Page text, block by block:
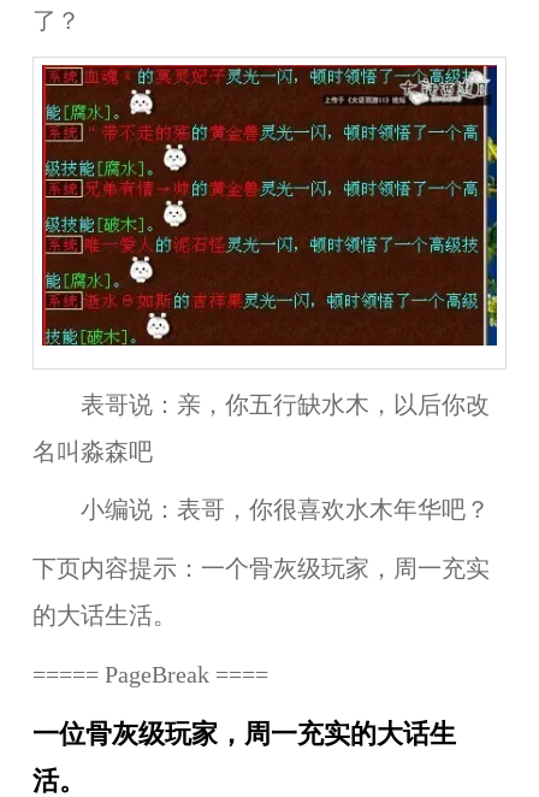
了？
表哥说：亲，你五行缺水木，以后你改
名叫淼森吧
小编说：表哥，你很喜欢水木年华吧？
下页内容提示：一个骨灰级玩家，周一充实
的大话生活。
===== PageBreak ====
一位骨灰级玩家，周一充实的大话生
活。